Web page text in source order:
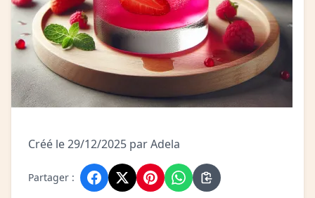
Créé le 29/12/2025 par Adela
Partager :